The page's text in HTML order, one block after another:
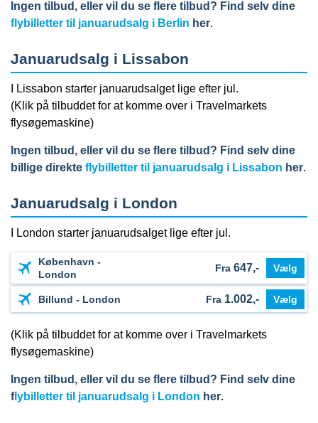
Ingen tilbud, eller vil du se flere tilbud? Find selv dine
flybilletter til januarudsalg i Berlin her.
Januarudsalg i Lissabon
I Lissabon starter januarudsalget lige efter jul.
(Klik på tilbuddet for at komme over i Travelmarkets
flysøgemaskine)
Ingen tilbud, eller vil du se flere tilbud? Find selv dine
billige direkte flybilletter til januarudsalg i Lissabon her.
Januarudsalg i London
I London starter januarudsalget lige efter jul.
København -
London
Fra 647,- Vælg
Billund - London Fra 1.002,- Vælg
(Klik på tilbuddet for at komme over i Travelmarkets
flysøgemaskine)
Ingen tilbud, eller vil du se flere tilbud? Find selv dine
flybilletter til januarudsalg i London her.